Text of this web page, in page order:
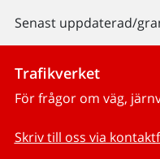
Senast uppdaterad/
Trafikverket
För frågor om väg,
Skriv till oss via